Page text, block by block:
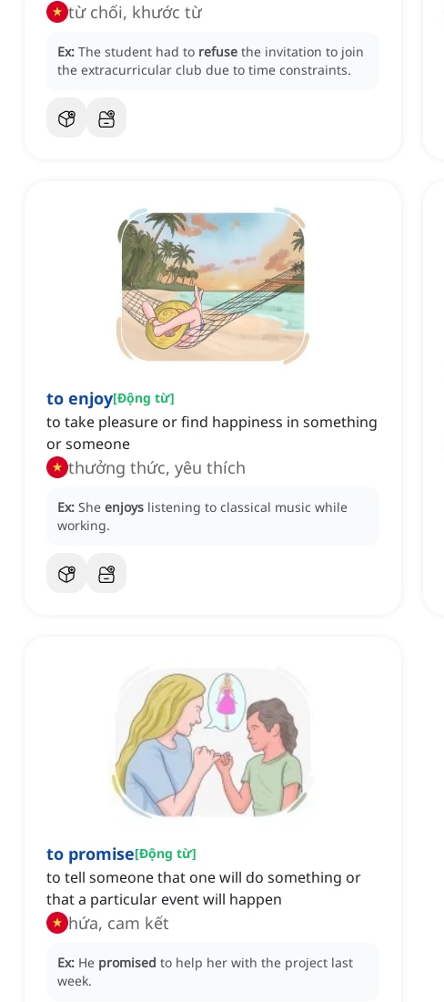
từ chối, khước từ
Ex: The student had to refuse the invitation to join
the extracurricular club due to time constraints.
to enjoy[Động từ]
to take pleasure or find happiness in something
or someone
thưởng thức, yêu thích
Ex: She enjoys listening to classical music while
working.
to promise[Động từ]
to tell someone that one will do something or
that a particular event will happen
hứa, cam kết
Ex: He promised to help her with the project last
week.